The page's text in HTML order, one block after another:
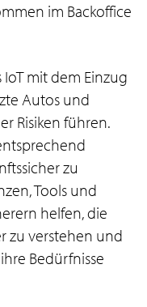
im Backoffice
mit dem Einzug
Autos und
Risiken führen.
zu
Tools und
helfen, die
zu verstehen und
Bedürfnisse